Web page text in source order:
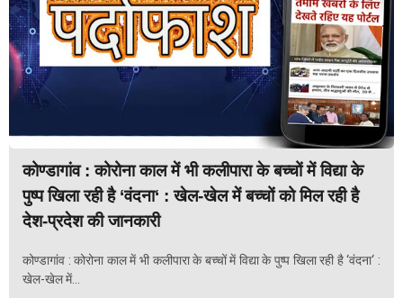
कोण्डागांव : कोरोना काल में भी कलीपारा के बच्चों में विद्या के
पुष्प खिला रही है ‘वंदना‘ : खेल-खेल में बच्चों को मिल रही है
देश-प्रदेश की जानकारी
कोण्डागांव : कोरोना काल में भी कलीपारा के बच्चों में विद्या के पुष्प खिला रही है ‘वंदना‘ :
खेल-खेल में...